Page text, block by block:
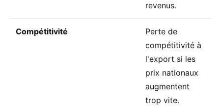
revenus.
Compétitivité
Perte de
compétitivité à
l'export si les
prix nationaux
augmentent
trop vite.